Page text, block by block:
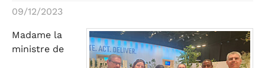
09/12/2023
Madame la
ministre de